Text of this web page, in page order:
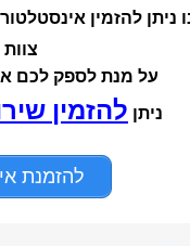
ניתן להזמין
על מנת לספק לכם
ניתן להזמין
להזמנת